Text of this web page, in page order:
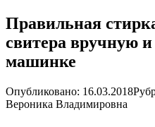
Правильная
свитера вручную
машинке
Опубликовано: 16.03.2018
Вероника Владимировна